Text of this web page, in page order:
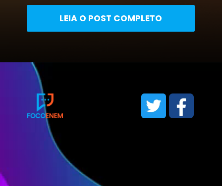
LEIA O POST COMPLETO